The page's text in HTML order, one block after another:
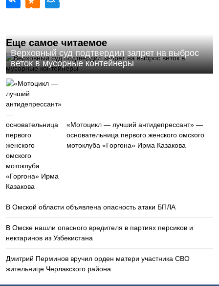
Еще самое читаемое
Верховный суд подтвердил запрет на выброс
веток в мусорные контейнеры
«Мотоцикл — лучший антидепрессант» —
основательница первого женского омского
мотоклуба «Горгона» Ирма Казакова
В Омской области объявлена опасность атаки БПЛА
В Омске нашли опасного вредителя в партиях персиков и
нектаринов из Узбекистана
Дмитрий Перминов вручил орден матери участника СВО
жительнице Черлакского района